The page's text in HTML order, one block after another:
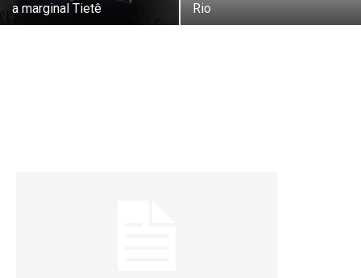
a marginal Tietê
Rio